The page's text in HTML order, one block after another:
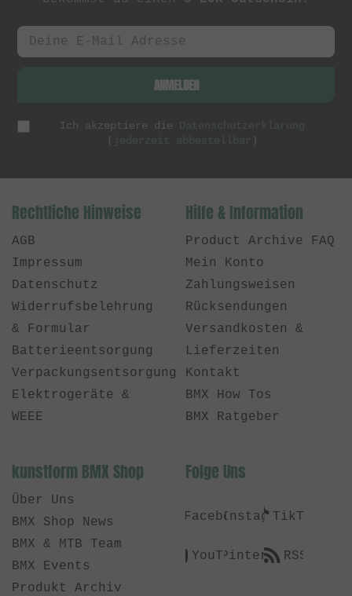
ANMELDEN
Ich akzeptiere die
Datenschutzerklärung
(
jederzeit abbestellbar )
Rechtliche Hinweise
AGB
Impressum
Datenschutz
Widerrufsbelehrung
& Formular
Batterieentsorgung
Verpackungsentsorgung
Elektrogeräte &
WEEE
Hilfe & Information
Product Archive FAQ
Mein Konto
Zahlungsweisen
Rücksendungen
Versandkosten &
Lieferzeiten
Kontakt
BMX How Tos
BMX Ratgeber
kunstform BMX Shop
Über Uns
BMX Shop News
BMX & MTB Team
BMX Events
Produkt Archiv
Folge Uns
FacebookInstagramTikTok
YouTubePinterestRSS